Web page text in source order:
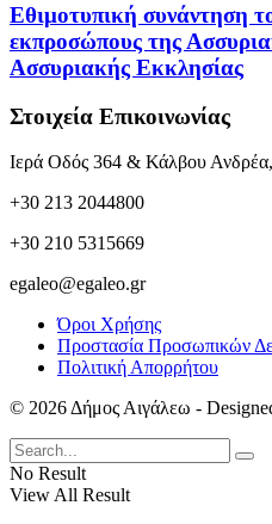
Εθιμοτυπική συνάντηση
εκπροσώπους της
Ασσυριακής Εκκλησίας
Στοιχεία Επικοινωνίας
Ιερά Οδός 364 & Κάλβου
+30 213 2044800
+30 210 5315669
egaleo@egaleo.gr
Όροι Χρήσης
Προστασία Προσωπικών
Πολιτική Απορρήτου
© 2026 Δήμος Αιγάλεω -
No Result
View All Result